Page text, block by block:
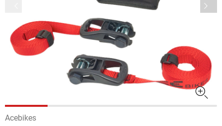
Acebikes